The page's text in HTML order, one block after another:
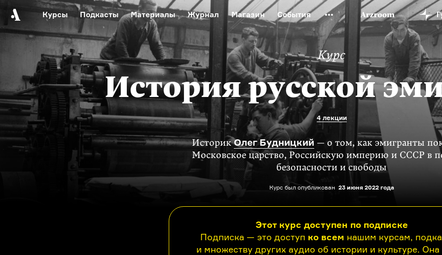
Курсы Подкасты Материалы Журнал Магазин События
Автор среди нас Еврейский музей Новая Третьяковка Онлайн-университет
Видеоистория русской культуры
Русский язык от «гой еси» до «лол кек»
Русское искусство XX века
Русская литература XX века
Курс
История русской
4 лекции
ИсторикОлег Будницкий — о том, как эмигранты
Московское царство, Российскую империю и СССР в
безопасности и свободы
Курс был опубликован 23 июня 2022 года
Этот курс доступен по подписке
Подписка — это доступ ко всем нашим курсам,
и множеству других аудио об истории и культуре. Она